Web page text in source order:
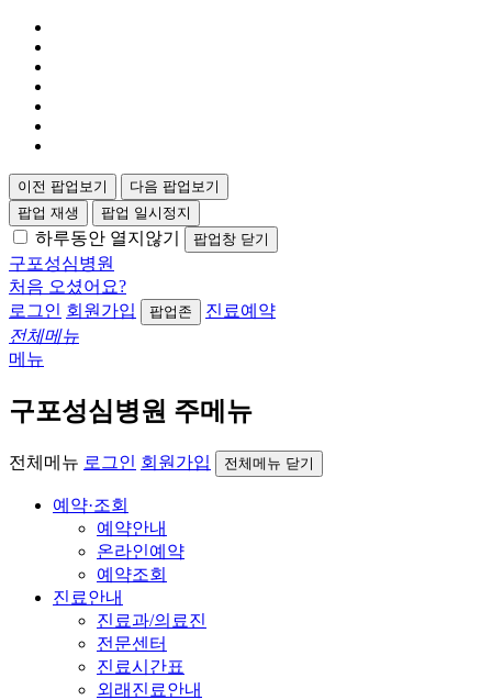
이전 팝업보기
다음 팝업보기
팝업 재생
팝업 일시정지
하루동안 열지않기 팝업창 닫기
구포성심병원
처음 오셨어요?
로그인 회원가입 팝업존
진료예약
전체메뉴
메뉴
구포성심병원 주메뉴
전체메뉴 로그인 회원가입 전체메뉴 닫기
예약·조회
예약안내
온라인예약
예약조회
진료안내
진료과/의료진
전문센터
진료시간표
외래진료안내